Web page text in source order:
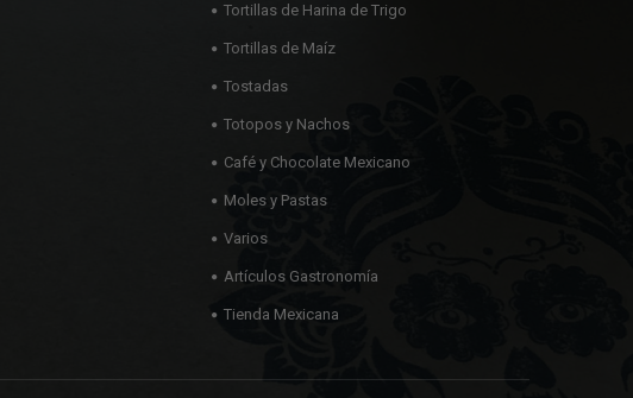
Tortillas de Harina de Trigo
Tortillas de Maíz
Tostadas
Totopos y Nachos
Café y Chocolate Mexicano
Moles y Pastas
Varios
Artículos Gastronomía
Tienda Mexicana